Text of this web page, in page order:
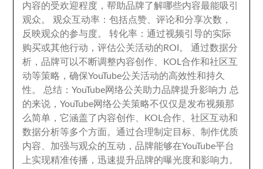
内容的受欢迎程度 ，帮助品牌了解哪些内容最能吸引
观众。 观众互动率 ：包括点赞 、评论和分享次数 ，
反映观众的参与度。转化率 ：通过视频引导的实际
购买或其他行动 ，评估公关活动的ROI 。通过数据分
析 ，品牌可以不断调整内容创作
KOL合作和社区互
动等策略 ，确保YouTube公关活动的高效性和持久
性。 总结 ：YouTube网络公关助力品牌提升影响力 总
的来说 ，YouTube网络公关策略不仅仅是发布视频那
么简单 ，它涵盖了内容创作 KOL合作 、社区互动和
数据分析等多个方面 。通过合理制定目标 、制作优质
内容
加强与观众的互动 ，品牌能够在YouTube平台
上实现精准传播 ，迅速提升品牌的曝光度和影响力 。